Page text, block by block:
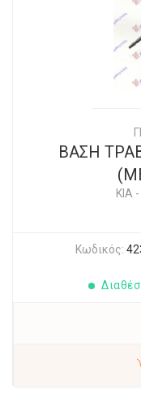
ΒΑΣΗ
KIA -
Κωδικός: